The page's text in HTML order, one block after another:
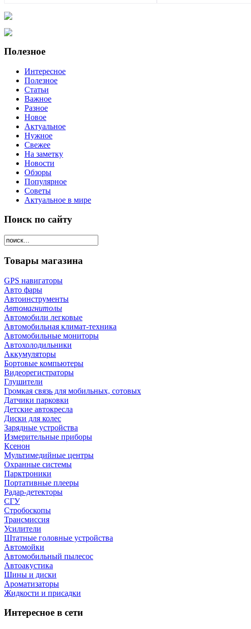
Полезное
Интересное
Полезное
Статьи
Важное
Разное
Новое
Актуальное
Нужное
Свежее
На заметку
Новости
Обзоры
Популярное
Советы
Актуальное в мире
Поиск по сайту
Товары магазина
GPS навигаторы
Авто фары
Автоинструменты
Автомагнитолы
Автомобили легковые
Автомобильная климат-техника
Автомобильные мониторы
Автохолодильники
Аккумуляторы
Бортовые компьютеры
Видеорегистраторы
Глушители
Громкая связь для мобильных, сотовых
Датчики парковки
Детские автокресла
Диски для колес
Зарядные устройства
Измерительные приборы
Ксенон
Мультимедийные центры
Охранные системы
Парктроники
Портативные плееры
Радар-детекторы
СГУ
Стробоскопы
Трансмиссия
Усилители
Штатные головные устройства
Автомойки
Автомобильный пылесос
Автоакустика
Шины и диски
Ароматизаторы
Жидкости и присадки
Интересное в сети